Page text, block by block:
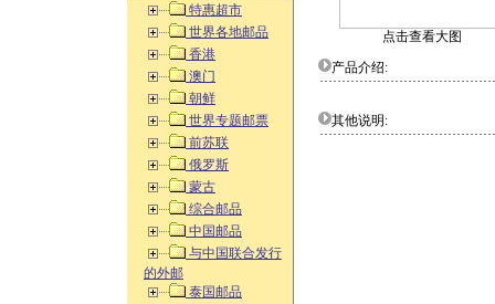
特惠超市
世界各地邮品
香港
澳门
朝鲜
世界专题邮票
前苏联
俄罗斯
蒙古
综合邮品
中国邮品
与中国联合发行
的外邮
泰国邮品
点击查看大图
产品介绍:
其他说明: